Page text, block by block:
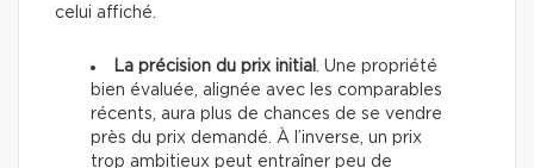
celui affiché.
La précision du prix initial . Une propriété
bien évaluée, alignée avec les comparables
récents, aura plus de chances de se vendre
près du prix demandé. À l’inverse, un prix
trop ambitieux peut entraîner peu de